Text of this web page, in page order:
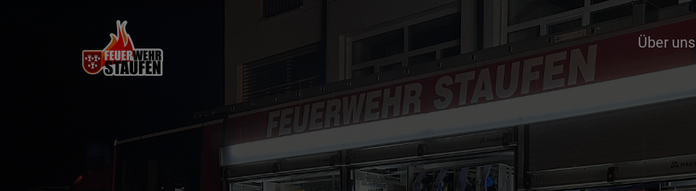
Über uns